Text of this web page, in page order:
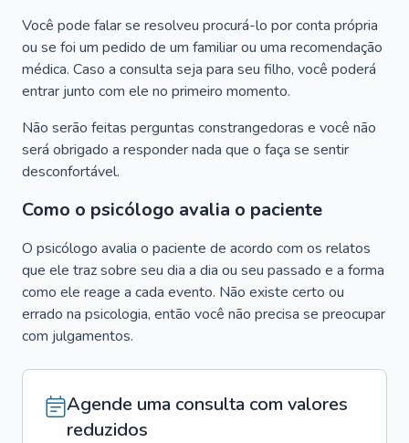
Você pode falar se resolveu procurá-lo por conta própria
ou se foi um pedido de um familiar ou uma recomendação
médica. Caso a consulta seja para seu filho, você poderá
entrar junto com ele no primeiro momento.
Não serão feitas perguntas constrangedoras e você não
será obrigado a responder nada que o faça se sentir
desconfortável.
Como o psicólogo avalia o paciente
O psicólogo avalia o paciente de acordo com os relatos
que ele traz sobre seu dia a dia ou seu passado e a forma
como ele reage a cada evento. Não existe certo ou
errado na psicologia, então você não precisa se preocupar
com julgamentos.
Agende uma consulta com valores
reduzidos